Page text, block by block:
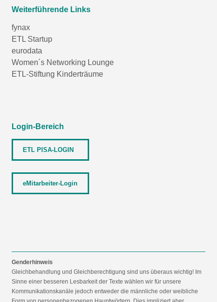
Weiterführende Links
fynax
ETL Startup
eurodata
Women´s Networking Lounge
ETL-Stiftung Kinderträume
Login-Bereich
ETL PISA-LOGIN
eMitarbeiter-Login
Genderhinweis
Gleichbehandlung und Gleichberechtigung sind uns überaus wichtig! Im
Sinne einer besseren Lesbarkeit der Texte wählen wir für unsere
Kommunikationskanäle jedoch entweder die männliche oder weibliche